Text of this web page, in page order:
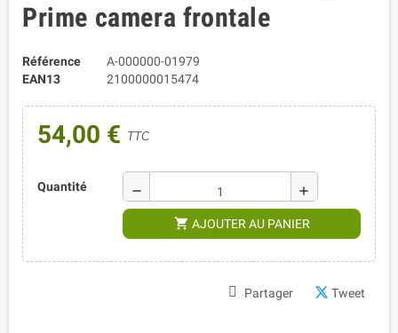
Prime camera frontale
Référence
A-000000-01979
EAN13
2100000015474
54,00 € TTC
Quantité remove add
shopping_cart AJOUTER AU PANIER
Partager Tweet